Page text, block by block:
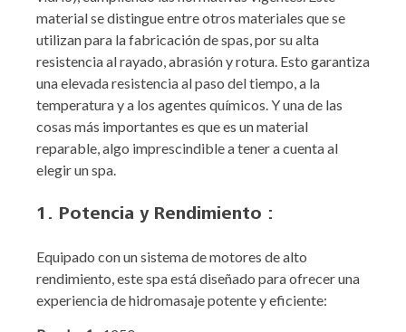
material se distingue entre otros materiales que se
utilizan para la fabricación de spas, por su alta
resistencia al rayado, abrasión y rotura. Esto garantiza
una elevada resistencia al paso del tiempo, a la
temperatura y a los agentes químicos. Y una de las
cosas más importantes es que es un material
reparable, algo imprescindible a tener a cuenta al
elegir un spa.
1. Potencia y Rendimiento :
Equipado con un sistema de motores de alto
rendimiento, este spa está diseñado para ofrecer una
experiencia de hidromasaje potente y eficiente: